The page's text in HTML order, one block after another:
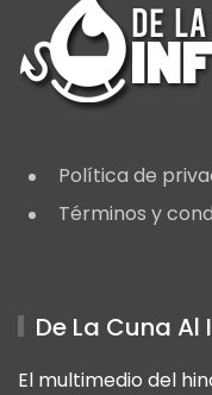
Política de
Términos y
De La Cuna Al
El multimedio del